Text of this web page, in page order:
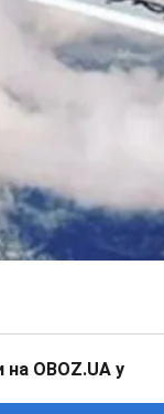
OBOZ.UA у